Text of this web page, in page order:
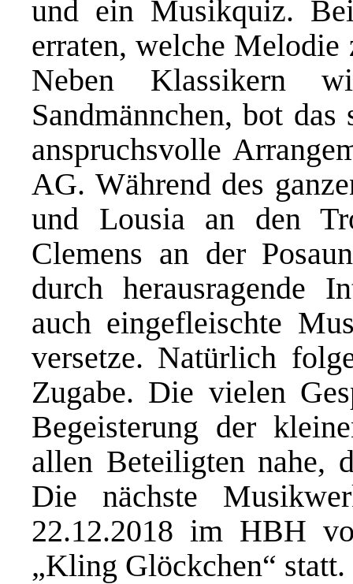
und ein Musikquiz.
erraten, welche
Neben Klassikern
Sandmännchen, bot
anspruchsvolle
AG. Während des
und Lousia an den
Clemens an der
durch herausragende
auch eingefleischte
versetze. Natürlich
Zugabe. Die vielen
Begeisterung der
allen Beteiligten nahe,
Die nächste
22.12.2018 im HBH
„Kling Glöckchen“ statt.